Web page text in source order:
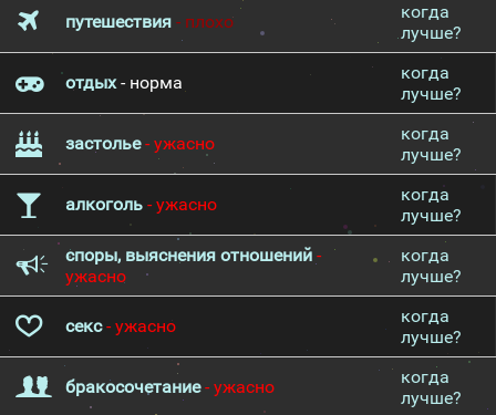
путешествия - плохо
когда
лучше?
отдых- норма
когда
лучше?
застолье- ужасно
когда
лучше?
алкоголь - ужасно
когда
лучше?
споры, выяснения отношений -
ужасно
когда
лучше?
секс- ужасно
когда
лучше?
бракосочетание- ужасно
когда
лучше?